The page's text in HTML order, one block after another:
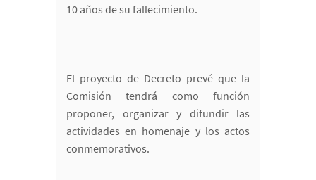
10 años de su fallecimiento.
El proyecto de Decreto prevé que la
Comisión tendrá como función
proponer, organizar y difundir las
actividades en homenaje y los actos
conmemorativos.